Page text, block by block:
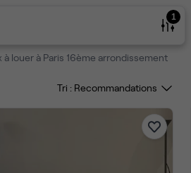
1
louer à Paris 16ème arrondissement
Tri :